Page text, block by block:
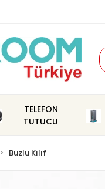
TELEFON
TUTUCU
Buzlu Kılıf